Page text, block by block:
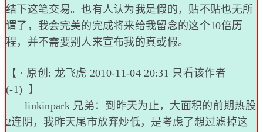
结下这笔交易。也有人认为我是假的，贴不贴也无所
谓了，我会完美的完成将来给我留念的这个10倍历
程，并不需要别人来宣布我的真或假。
【 · 原创: 龙飞虎 2010-11-04 20:31 只看该作者
(-1) 】
linkinpark 兄弟：到昨天为止，大面积的前期热股
2连阴，我昨天尾市放弃炒低，是考虑了想过滤掉这